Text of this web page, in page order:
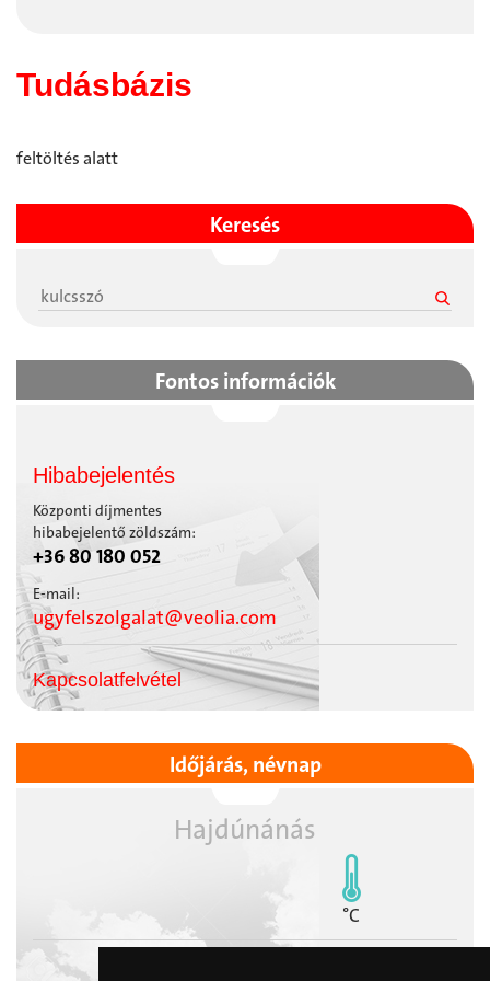
Tudásbázis
feltöltés alatt
Keresés
Fontos információk
Hibabejelentés
Központi díjmentes
hibabejelentő zöldszám:
+36 80 180 052
E-mail:
ugyfelszolgalat@veolia.com
Kapcsolatfelvétel
Időjárás, névnap
Hajdúnánás
°C